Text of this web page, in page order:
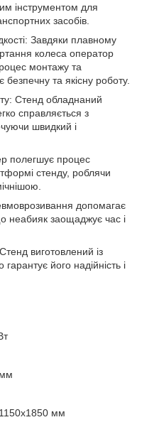
інструментом для
засобів.
Завдяки плавному
колеса оператор
монтажу та
та якісну роботу.
Стенд обладнаний
справляється з
швидкий і
полегшує процес
стенду, роблячи
допомагає
неабияк заощаджує час і
Стенд виготовлений із
його надійність і
мм